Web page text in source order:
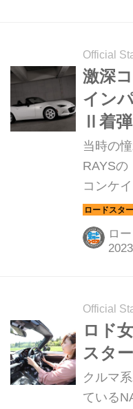
Official
激深
イン
Ⅱ着弾
当時の
RAYSの
コンケ
スター
ライン
ロ
Official
ロド
スタ
クルマ
ている